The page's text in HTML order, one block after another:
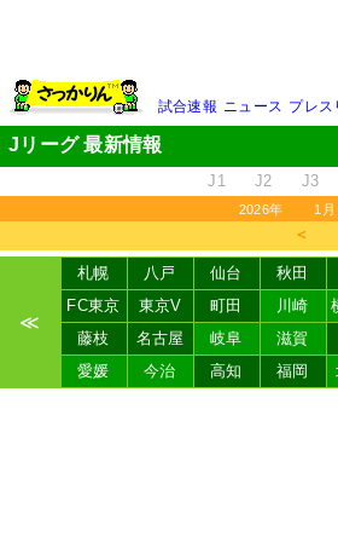
試合速報 ニュース プレス
Jリーグ 最新情報
J1 J2 J3
2026年 1月
＜
≪
札幌 八戸 仙台 秋田
FC東京
東京V 町田 川崎
藤枝
名古屋 岐阜 滋賀
愛媛
今治 高知 福岡